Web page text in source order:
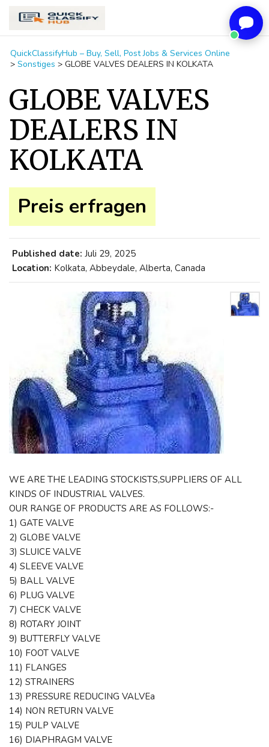
QuickClassifyHub – Buy, Sell, Post Jobs & Services Online
> Sonstiges > GLOBE VALVES DEALERS IN KOLKATA
GLOBE VALVES
DEALERS IN
KOLKATA
Preis erfragen
Published date: Juli 29, 2025
Location: Kolkata, Abbeydale, Alberta, Canada
WE ARE THE LEADING STOCKISTS,SUPPLIERS OF ALL
KINDS OF INDUSTRIAL VALVES.
OUR RANGE OF PRODUCTS ARE AS FOLLOWS:-
1) GATE VALVE
2) GLOBE VALVE
3) SLUICE VALVE
4) SLEEVE VALVE
5) BALL VALVE
6) PLUG VALVE
7) CHECK VALVE
8) ROTARY JOINT
9) BUTTERFLY VALVE
10) FOOT VALVE
11) FLANGES
12) STRAINERS
13) PRESSURE REDUCING VALVEa
14) NON RETURN VALVE
15) PULP VALVE
16) DIAPHRAGM VALVE